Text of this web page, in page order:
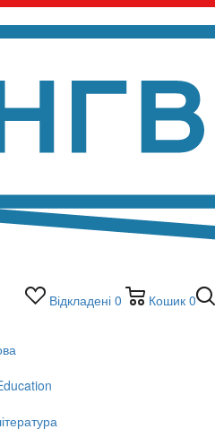
Відкладені 0 Кошик 0